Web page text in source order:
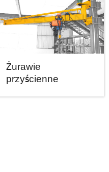
Żurawie
przyścienne